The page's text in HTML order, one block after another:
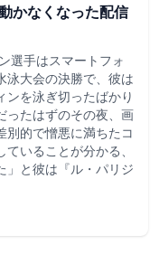
かなくなった配信
選手はスマートフォ
泳大会の決勝で、彼は
ンを泳ぎ切ったばかり
ったはずのその夜、画
別的で憎悪に満ちたコ
いることが分かる、
」と彼は『ル・パリジ